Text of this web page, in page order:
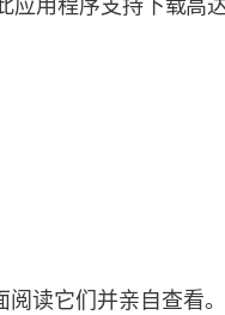
应用程序支持下载高
读它们并亲自查看。